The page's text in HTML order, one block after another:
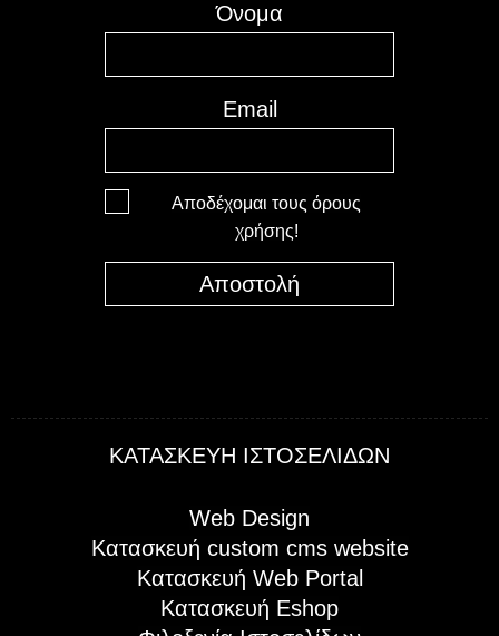
Όνομα
Email
Αποδέχομαι τους όρους
χρήσης!
Αποστολή
ΚΑΤΑΣΚΕΥΗ ΙΣΤΟΣΕΛΙΔΩΝ
Web Design
Kατασκευή custom cms website
Κατασκευή Web Portal
Κατασκευή Eshop